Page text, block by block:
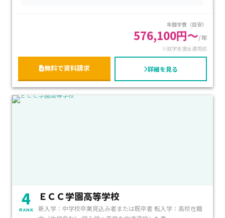
年間学費（目安）
576,100円～/年
※就学支援金適用前
無料で資料請求 詳細を見る
4
RANK
ＥＣＣ学園高等学校
新入学：中学校卒業見込み者または既卒者 転入学：高校在籍